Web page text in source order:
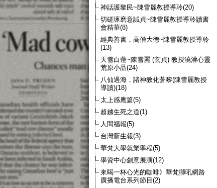
神話護黎民~陳雪麗教授導聆(20)
切磋琢磨意誠貞~陳雪麗教授導聆讀書
會精華(8)
經典善書，高僧大德~陳雪麗教授導聆
(13)
天雪白蓮~陳雪麗 (玄貞) 教授澆灌心靈
荒原小品(24)
八仙過海，諸神教化蒼黎(陳雪麗教授
導讀)(18)
太上感應篇(5)
超越生死之道(1)
人間福報(5)
台灣新生報(3)
華梵大學就業學程(5)
學資中心創意展演(12)
來喝一杯心光的咖啡》華梵獅吼網路
廣播電台系列節目(2)